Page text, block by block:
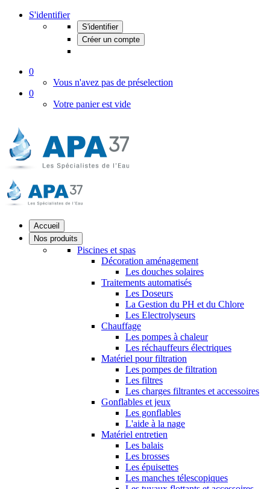
S'identifier
S'identifier
Créer un compte
0
Vous n'avez pas de préselection
0
Votre panier est vide
Accueil
Nos produits
Piscines et spas
Décoration aménagement
Les douches solaires
Traitements automatisés
Les Doseurs
La Gestion du PH et du Chlore
Les Electrolyseurs
Chauffage
Les pompes à chaleur
Les réchauffeurs électriques
Matériel pour filtration
Les pompes de filtration
Les filtres
Les charges filtrantes et accessoires
Gonflables et jeux
Les gonflables
L'aide à la nage
Matériel entretien
Les balais
Les brosses
Les épuisettes
Les manches télescopiques